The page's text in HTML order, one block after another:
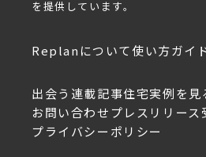
を提供しています。
Replanについて使い方ガイ
出会う 連載記事住宅実例を見
お問い合わせ プレスリリース
プライバシーポリシー